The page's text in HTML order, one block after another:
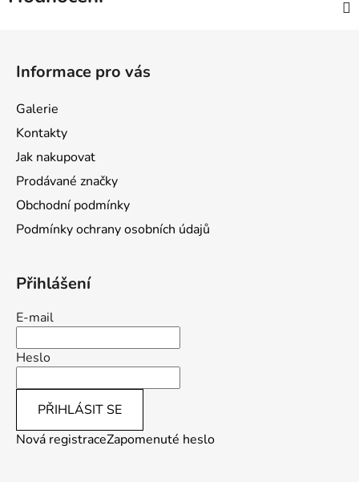
Informace pro vás
Galerie
Kontakty
Jak nakupovat
Prodávané značky
Obchodní podmínky
Podmínky ochrany osobních údajů
Přihlášení
E-mail
Heslo
PŘIHLÁSIT SE
Nová registraceZapomenuté heslo